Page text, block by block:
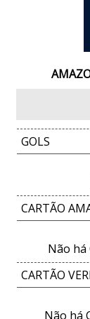
GOLS
CARTÃO
Não há
CARTÃO
Não há